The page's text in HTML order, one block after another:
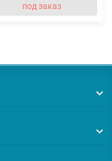
под заказ